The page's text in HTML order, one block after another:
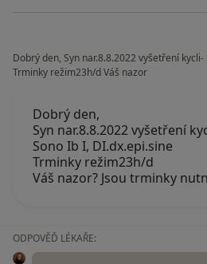
Dobrý den, Syn nar.8.8.2022 vyšetření
Trminky režim23h/d Váš nazor
Dobrý den,
Syn nar.8.8.2022 vyšetření
Sono Ib I, DI.dx.epi.sine
Trminky režim23h/d
Váš nazor? Jsou trminky
ODPOVĚĎ LÉKAŘE: